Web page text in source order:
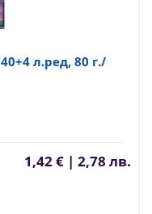
л.ред, 80 г./
1,42 € | 2,78 лв.